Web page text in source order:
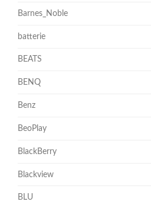
Barnes_Noble
batterie
BEATS
BENQ
Benz
BeoPlay
BlackBerry
Blackview
BLU